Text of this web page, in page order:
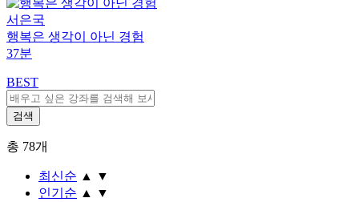
서은국
행복은 생각이 아닌 경험
37분
BEST
총 78개
최신순 ▲
▼
인기순 ▲
▼